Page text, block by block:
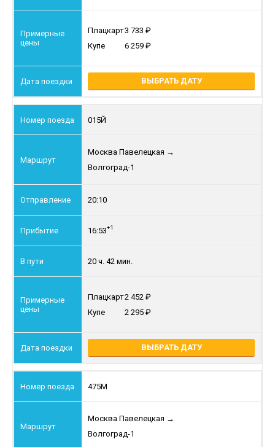
Плацкарт3 733
Купе
6 259
ВЫБРАТЬ ДАТУ
015Й
Москва Павелецкая →
Волгоград-1
20:10
16:53+1
20 ч. 42 мин.
Плацкарт2 452
Купе
2 295
ВЫБРАТЬ ДАТУ
475М
Москва Павелецкая →
Волгоград-1